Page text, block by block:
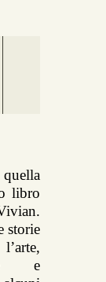
libro
storie
e